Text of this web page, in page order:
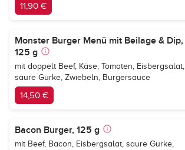
11,90 €
Monster Burger Menü mit Beilage & Dip,
125 g
mit doppelt Beef, Käse, Tomaten, Eisbergsalat,
saure Gurke, Zwiebeln, Burgersauce
14,50 €
Bacon Burger, 125 g
mit Beef, Bacon, Eisbergsalat, saure Gurke,